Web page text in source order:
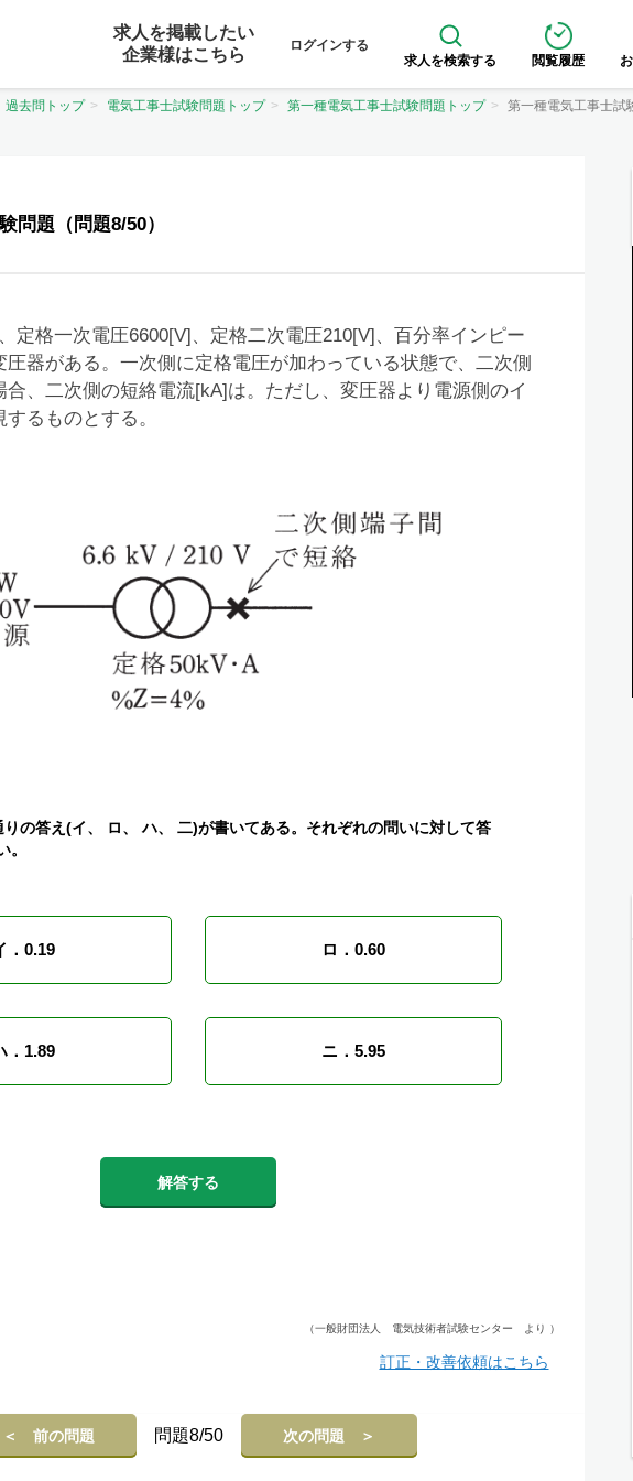
求人を掲載したい
企業様はこちら
ログインする
求人を検索する
閲覧履歴
過去問トップ 電気工事士試験問題トップ 第一種電気工事士試験問題トップ 第一種電気工事士試
問題（問題8/50）
定格一次電圧6600[V]、定格二次電圧210[V]、百分率インピー
圧器がある。一次側に定格電圧が加わっている状態で、二次側
、二次側の短絡電流[kA]は。ただし、変圧器より電源側のイ
るものとする。
の答え(イ、 ロ、 ハ、 二)が書いてある。それぞれの問いに対して答
。
．0.19 ロ．0.60
．1.89 ニ．5.95
解答する
（一般財団法人 電気技術者試験センター より ）
訂正・改善依頼はこちら
＜ 前の問題 問題8/50 次の問題 ＞